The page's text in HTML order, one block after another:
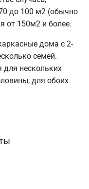
до 100 м2 (обычно
от 150м2 и более.
дома с 2-
семей.
нескольких
для обоих